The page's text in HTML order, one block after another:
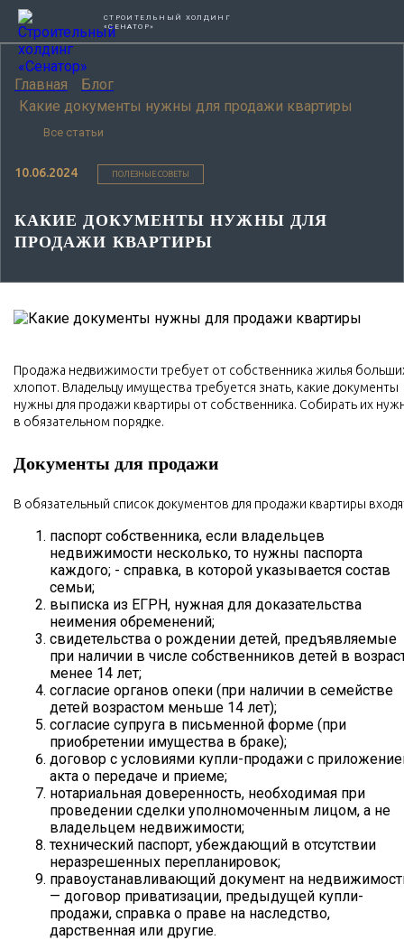
СТРОИТЕЛЬНЫЙ ХОЛДИНГ
«СЕНАТОР»
Главная
Блог
Какие документы нужны для продажи квартиры
Все статьи
10.06.2024 ПОЛЕЗНЫЕ СОВЕТЫ
КАКИЕ ДОКУМЕНТЫ НУЖНЫ ДЛЯ
ПРОДАЖИ КВАРТИРЫ
Продажа недвижимости требует от собственника жилья
хлопот. Владельцу имущества требуется знать, какие документы
нужны для продажи квартиры от собственника. Собирать их
в обязательном порядке.
Документы для продажи
В обязательный список документов для продажи квартиры
паспорт собственника, если владельцев
недвижимости несколько, то нужны паспорта
каждого; - справка, в которой указывается состав
семьи;
выписка из ЕГРН, нужная для доказательства
неимения обременений;
свидетельства о рождении детей, предъявляемые
при наличии в числе собственников детей в
менее 14 лет;
согласие органов опеки (при наличии в семействе
детей возрастом меньше 14 лет);
согласие супруга в письменной форме (при
приобретении имущества в браке);
договор с условиями купли-продажи с
акта о передаче и приеме;
нотариальная доверенность, необходимая при
проведении сделки уполномоченным лицом, а не
владельцем недвижимости;
технический паспорт, убеждающий в отсутствии
неразрешенных перепланировок;
правоустанавливающий документ на
— договор приватизации, предыдущей купли-
продажи, справка о праве на наследство,
дарственная или другие.